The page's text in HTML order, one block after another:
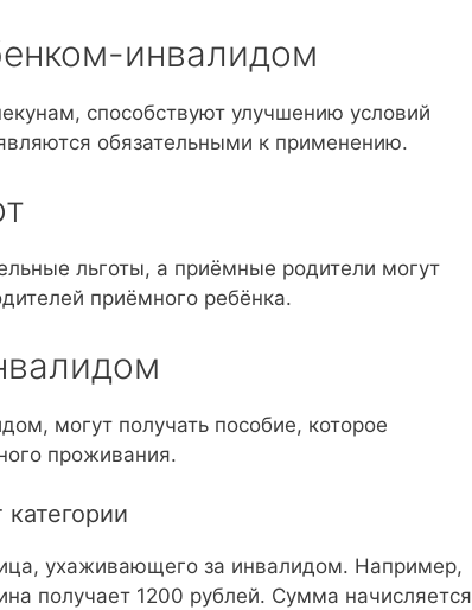
инвалидом
способствуют улучшению условий
обязательными к применению.
льготы, а приёмные родители могут
приёмного ребёнка.
могут получать пособие, которое
проживания.
ухаживающего за инвалидом. Например,
получает 1200 рублей. Сумма начисляется